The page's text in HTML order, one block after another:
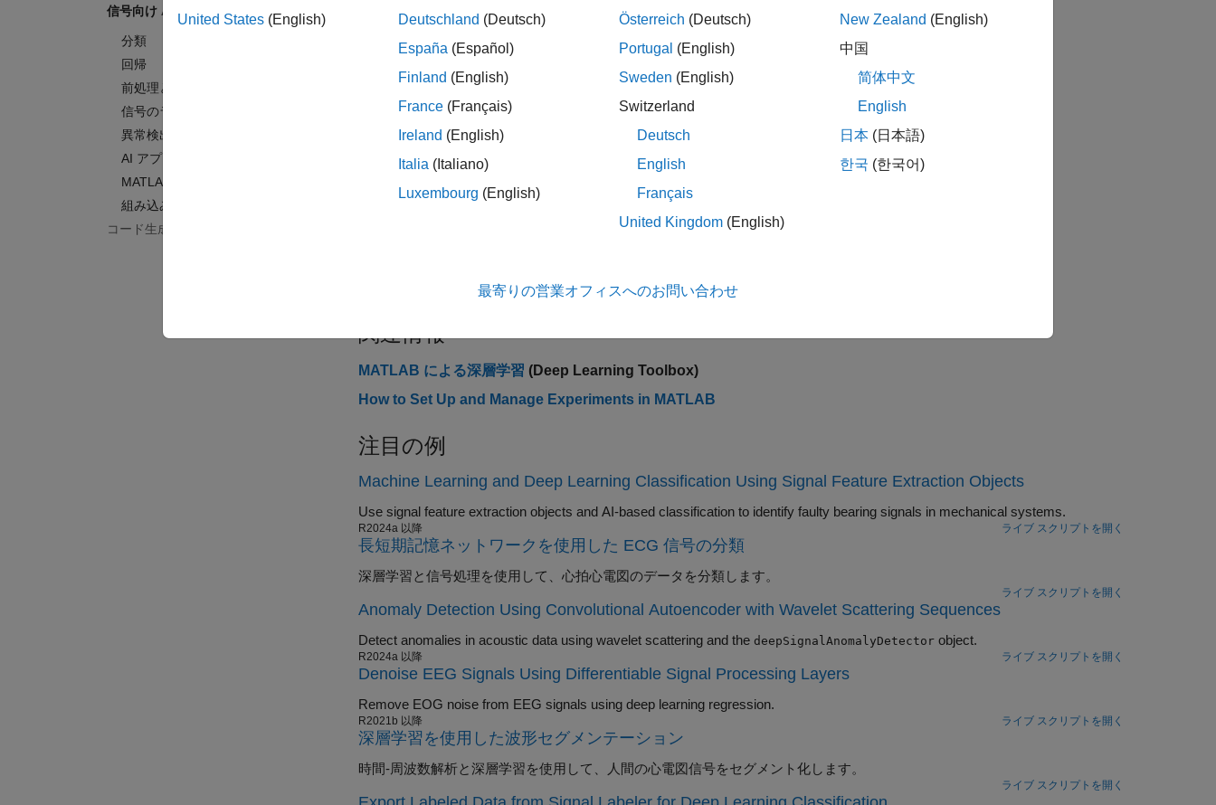
信号向け AI
分類
回帰
前処理と特徴抽出
信号のラベル付け
異常検出
AI アプリケーション
MATLAB と Python を使用した AI
組み込み AI システム
コード生成と GPU サポート
前処理と特徴抽出
信号属性、関心領域、および点の手動/自動ラベル付け
異常検出
深層学習ネットワークを含む AI モデルを使用して信号の異常を検出する
AI アプリケーション
オーディオ、生物医学、予知保全、レーダー、および無線
組み込みターゲットと GPU に深層学習を展開する
関連情報
MATLAB による深層学習 (Deep Learning Toolbox)
How to Set Up and Manage Experiments in MATLAB
注目の例
Machine Learning and Deep Learning Classification Using Signal Feature Extraction Objects
Use signal feature extraction objects and AI-based classification to identify faulty bearing signals in mechanical systems.
R2024a 以降 ライブ スクリプトを開く
長短期記憶ネットワークを使用した ECG 信号の分類
深層学習と信号処理を使用して、心拍心電図のデータを分類します。
ライブ スクリプトを開く
Anomaly Detection Using Convolutional Autoencoder with Wavelet Scattering Sequences
Detect anomalies in acoustic data using wavelet scattering and the deepSignalAnomalyDetector object.
R2024a 以降 ライブ スクリプトを開く
Denoise EEG Signals Using Differentiable Signal Processing Layers
Remove EOG noise from EEG signals using deep learning regression.
R2021b 以降 ライブ スクリプトを開く
深層学習を使用した波形セグメンテーション
時間-周波数解析と深層学習を使用して、人間の心電図信号をセグメント化します。
ライブ スクリプトを開く
United States (English)
Deutschland (Deutsch)
España (Español)
Finland (English)
France (Français)
Ireland (English)
Italia (Italiano)
Luxembourg (English)
Österreich (Deutsch)
Portugal (English)
Sweden (English)
Switzerland
Deutsch
English
Français
United Kingdom (English)
New Zealand (English)
中国
简体中文
English
日本 (日本語)
한국 (한국어)
最寄りの営業オフィスへのお問い合わせ